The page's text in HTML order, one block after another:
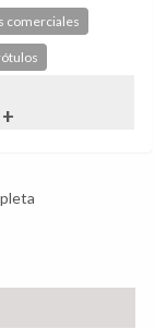
comerciales